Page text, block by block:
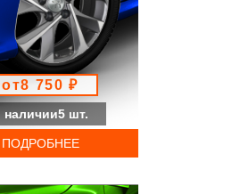
от8 750 ₽
наличии5 шт.
ПОДРОБНЕЕ